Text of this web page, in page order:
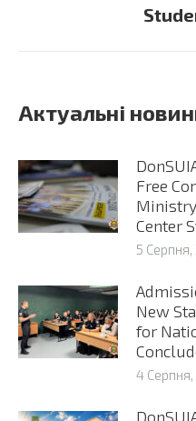
Актуальні
Free
Center
5
New
for
4